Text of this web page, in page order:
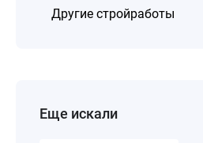
Другие стройработы
Еще искали